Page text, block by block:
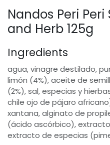
Nandos Peri
and Herb 125g
Ingredients
agua, vinagre destilado,
limón (4%), aceite de
(2%), sal, especias y
chile ojo de pájaro
xantana, alginato de
(ácido ascórbico),
extracto de especias